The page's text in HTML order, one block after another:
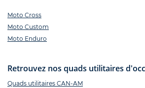
Moto Cross
Moto Custom
Moto Enduro
Retrouvez nos quads utilitaires
Quads utilitaires CAN-AM